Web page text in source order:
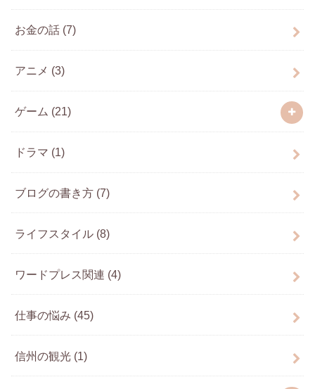
お金の話 (7)
アニメ (3)
ゲーム (21)
ドラマ (1)
ブログの書き方 (7)
ライフスタイル (8)
ワードプレス関連 (4)
仕事の悩み (45)
信州の観光 (1)